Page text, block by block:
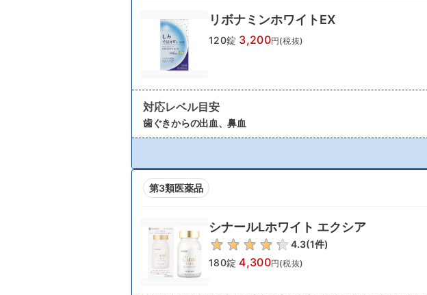
リボナミンホワイトEX
120錠 3,200円(税抜)
対応レベル目安
歯ぐきからの出血、鼻血
第3類医薬品
シナールLホワイト エクシア
4.3(1件)
180錠 4,300円(税抜)